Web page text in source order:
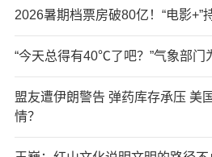
2026暑期档票房破80亿！“电影+”
“今天总得有40℃了吧？”气象部门
盟友遭伊朗警告 弹药库存承压 美
情？